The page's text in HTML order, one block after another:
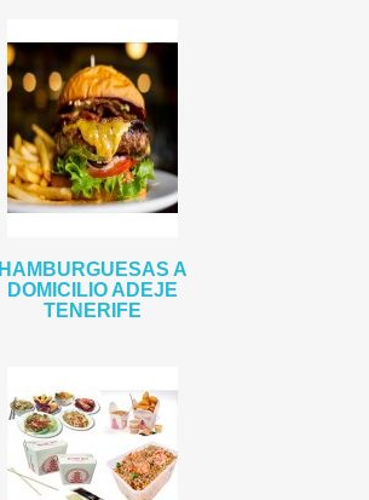
HAMBURGUESAS A
DOMICILIO ADEJE
TENERIFE